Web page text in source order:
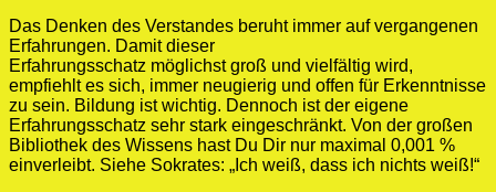
Das Denken des Verstandes beruht immer auf vergangenen
Erfahrungen. Damit dieser
Erfahrungsschatz möglichst groß und vielfältig wird,
empfiehlt es sich, immer neugierig und offen für Erkenntnisse
zu sein. Bildung ist wichtig. Dennoch ist der eigene
Erfahrungsschatz sehr stark eingeschränkt. Von der großen
Bibliothek des Wissens hast Du Dir nur maximal 0,001 %
einverleibt. Siehe Sokrates: „Ich weiß, dass ich nichts weiß!“